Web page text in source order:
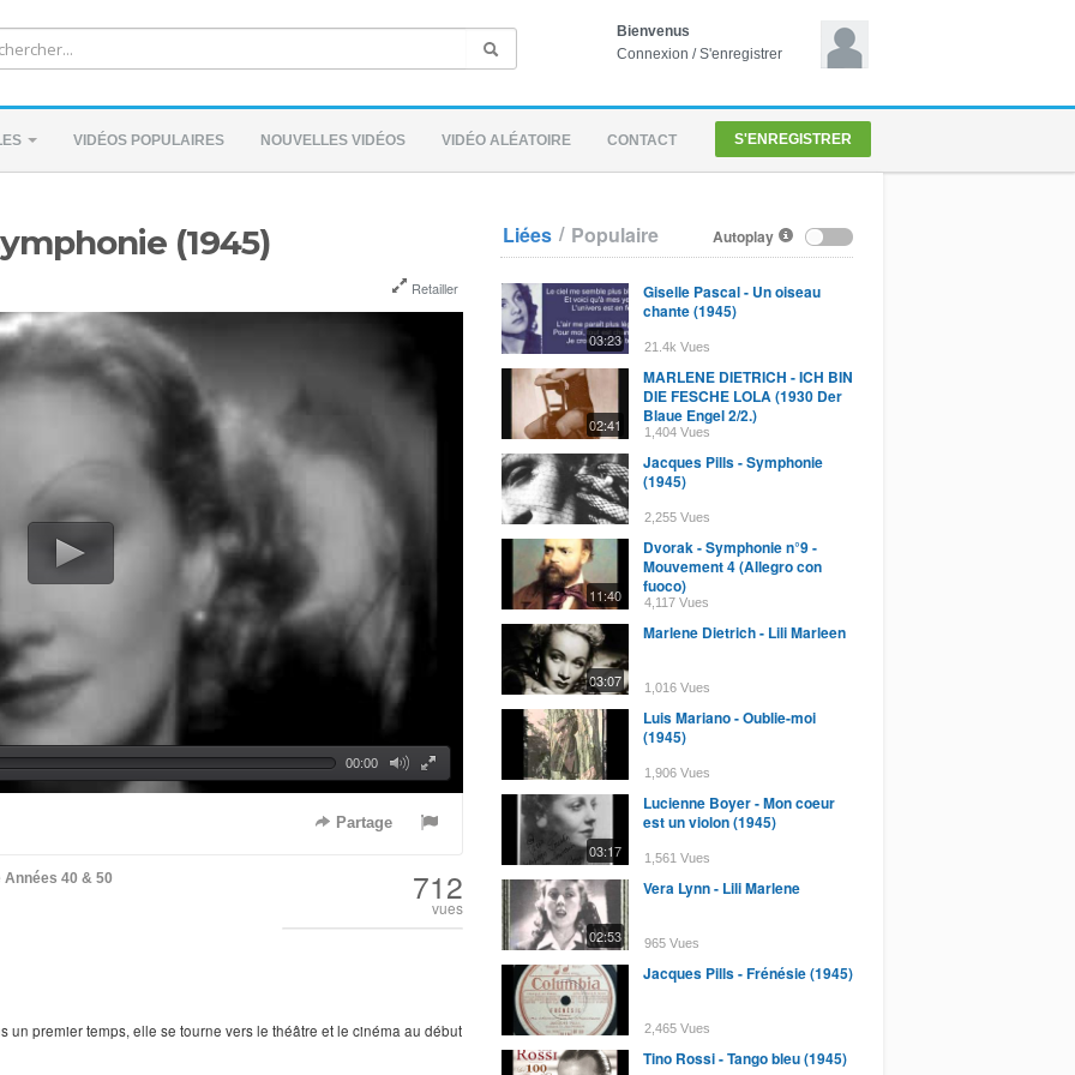
Bienvenus
Connexion /S'enregistrer
VIDÉOS POPULAIRES NOUVELLES VIDÉOS VIDÉO ALÉATOIRE CONTACT S'ENREGISTRER
(1945)
Retailler
00:00
Partage
Années 40 & 50 712
vues
un premier temps, elle se tourne vers le théâtre et le cinéma au début
Autoplay
Liées / Populaire
03:23
Giselle Pascal - Un oiseau
chante (1945)
21.4k Vues
02:41
MARLENE DIETRICH - ICH BIN
DIE FESCHE LOLA (1930 Der
Blaue Engel 2/2.)
1,404 Vues
Jacques Pills - Symphonie
(1945)
2,255 Vues
11:40
Dvorak - Symphonie n°9 -
Mouvement 4 (Allegro con
fuoco)
4,117 Vues
03:07
Marlene Dietrich - Lili Marleen
1,016 Vues
Luis Mariano - Oublie-moi
(1945)
1,906 Vues
03:17
Lucienne Boyer - Mon coeur
est un violon (1945)
1,561 Vues
02:53
Vera Lynn - Lili Marlene
965 Vues
Jacques Pills - Frénésie (1945)
2,465 Vues
Tino Rossi - Tango bleu (1945)